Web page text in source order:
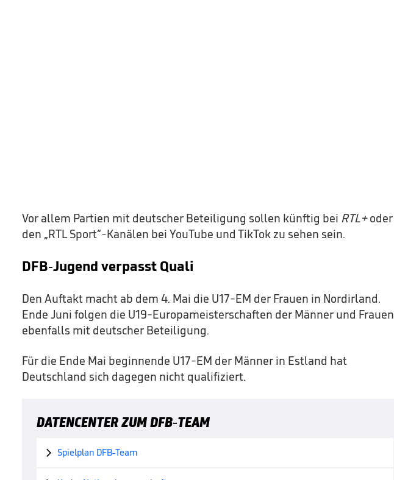
Vor allem Partien mit deutscher Beteiligung sollen künftig bei RTL+oder
den „RTL Sport“-Kanälen bei YouTube und TikTok zu sehen sein.
DFB-Jugend verpasst Quali
Den Auftakt macht ab dem 4. Mai die U17-EM der Frauen in Nordirland.
Ende Juni folgen die U19-Europameisterschaften der Männer und Frauen
ebenfalls mit deutscher Beteiligung.
Für die Ende Mai beginnende U17-EM der Männer in Estland hat
Deutschland sich dagegen nicht qualifiziert.
DATENCENTER ZUM DFB-TEAM
 Spielplan DFB-Team